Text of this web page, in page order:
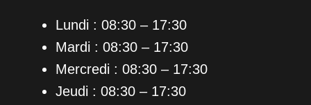
Lundi : 08:30 – 17:30
Mardi : 08:30 – 17:30
Mercredi : 08:30 – 17:30
Jeudi : 08:30 – 17:30